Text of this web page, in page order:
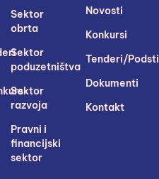
Novosti
Konkursi
Tenderi/
Dokumenti
Kontakt
Sektor
obrta
Sektor
poduzetništva
Sektor
razvoja
Pravni i
financijski
sektor